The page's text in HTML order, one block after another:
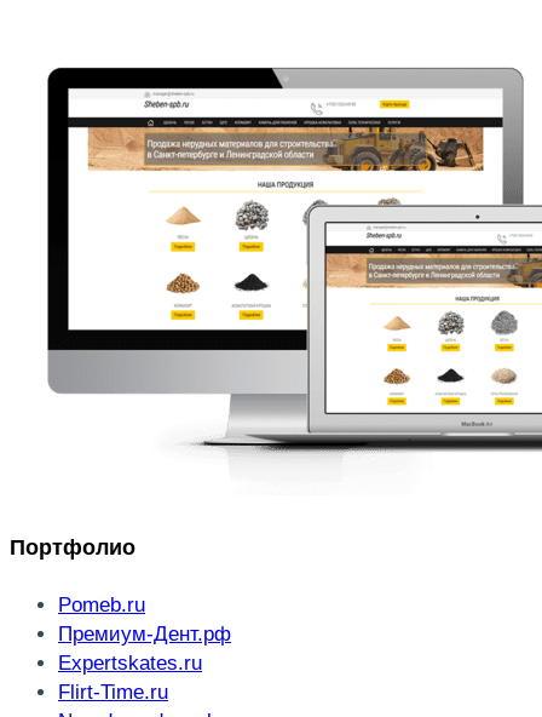
Портфолио
Pomeb.ru
Премиум-Дент.рф
Expertskates.ru
Flirt-Time.ru